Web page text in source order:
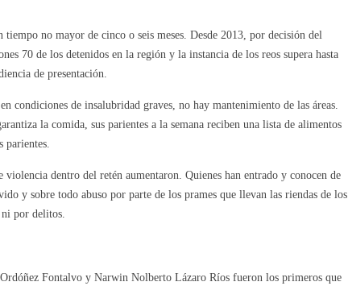
no mayor de cinco o seis meses. Desde 2013, por decisión del
70 de los detenidos en la región y la instancia de los reos supera hasta
de presentación.
condiciones de insalubridad graves, no hay mantenimiento de las áreas.
la comida, sus parientes a la semana reciben una lista de alimentos
dentro del retén aumentaron. Quienes han entrado y conocen de
y sobre todo abuso por parte de los prames que llevan las riendas de los
por delitos.
Ordóñez Fontalvo y Narwin Nolberto Lázaro Ríos fueron los primeros que